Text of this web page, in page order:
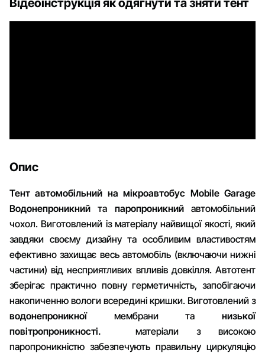
Відеоінструкція як одягнути та зняти тент
Опис
Тент автомобільний на мікроавтобус Mobile Garage
Водонепроникний та паропроникнийавтомобільний
чохол. Виготовлений із матеріалу найвищої якості, який
завдяки своєму дизайну та особливим властивостям
ефективно захищає весь автомобіль (включаючи нижні
частини) від несприятливих впливів довкілля. Автотент
зберігає практично повну герметичність, запобігаючи
накопиченню вологи всередині кришки. Виготовлений з
водонепроникноїмембрани та низької
повітропроникності.
матеріали з високою
паропроникністю забезпечують правильну циркуляцію